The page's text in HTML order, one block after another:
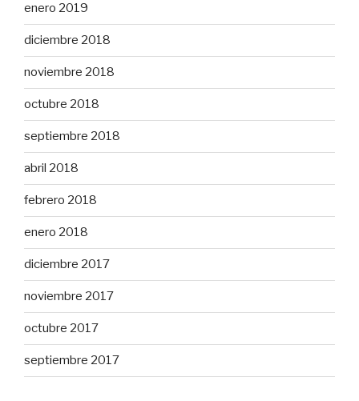
enero 2019
diciembre 2018
noviembre 2018
octubre 2018
septiembre 2018
abril 2018
febrero 2018
enero 2018
diciembre 2017
noviembre 2017
octubre 2017
septiembre 2017